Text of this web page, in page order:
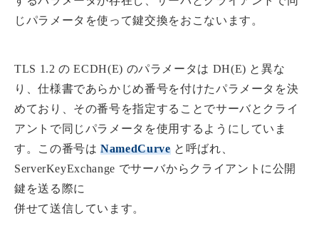
じパラメータを使って鍵交換をおこないます。
TLS 1.2 の ECDH(E) のパラメータは DH(E) と異な
り、仕様書であらかじめ番号を付けたパラメータを決
めており、その番号を指定することでサーバとクライ
アントで同じパラメータを使用するようにしていま
す。この番号はNamedCurveと呼ばれ、
ServerKeyExchange でサーバからクライアントに公開
鍵を送る際に
併せて送信しています。